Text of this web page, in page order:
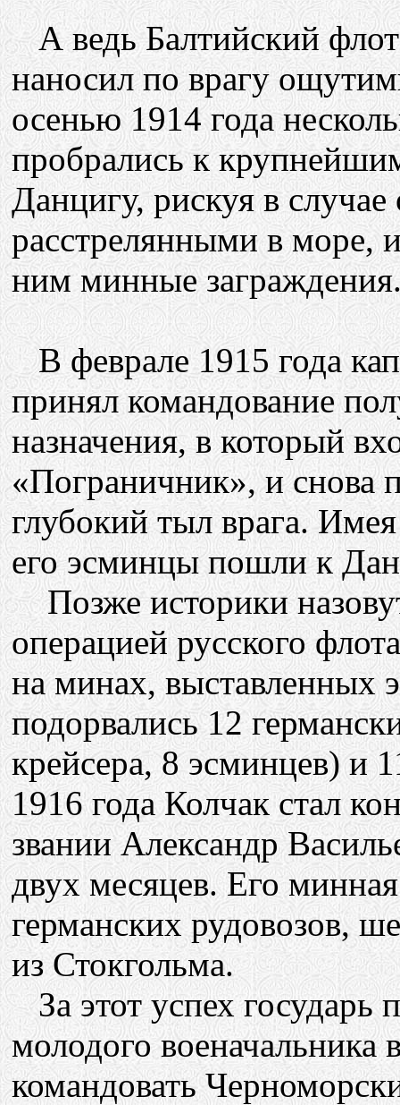
А ведь Балтийский флот
наносил по врагу
осенью 1914 года
пробрались к
Данцигу, рискуя в
расстрелянными в море,
ним минные
В феврале 1915 года
принял командование
назначения, в который
«Пограничник», и снова
глубокий тыл врага.
его эсминцы пошли к
Позже историки
операцией русского
на минах, выставленных
подорвались 12
крейсера, 8 эсминцев) и
1916 года Колчак стал
звании Александр
двух месяцев. Его
германских рудовозов,
из Стокгольма.
За этот успех государь
молодого
командовать